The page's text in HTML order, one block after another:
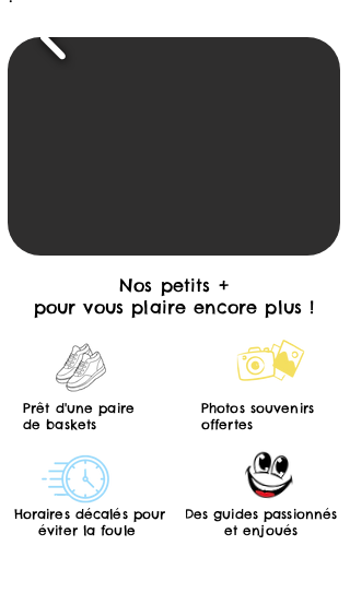
Nos petits +
pour vous plaire encore plus !
Prêt d'une paire
de baskets
Horaires décalés pour
éviter la foule
Photos souvenirs
offertes
Des guides passionnés
et enjoués